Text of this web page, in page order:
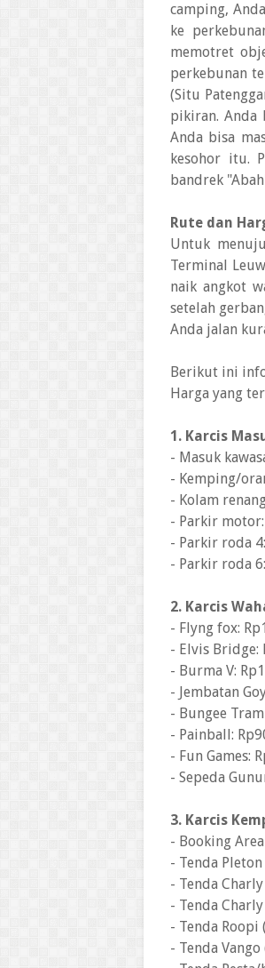
camping,
ke
memotret
perkebunan
(Situ
pikiran. Anda
Anda bisa
kesohor itu.
bandrek
Rute dan
Untuk
Terminal
naik angkot
setelah
Anda jalan
Berikut ini
Harga yang
1. Karcis
- Masuk
- Kemping/
- Kolam
- Parkir motor:
- Parkir roda
- Parkir roda
2. Karcis
- Flyng fox:
- Elvis Bridge:
- Burma V:
- Jembatan
- Bungee
- Painball:
- Fun Games:
- Sepeda
3. Karcis
- Booking
- Tenda
- Tenda
- Tenda
- Tenda Roopi
- Tenda